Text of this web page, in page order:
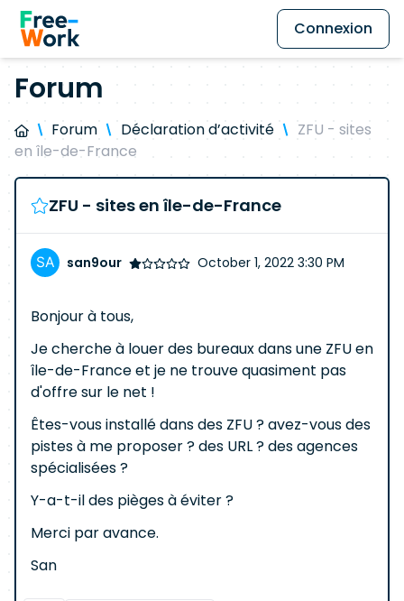
Connexion
Forum
Forum Déclaration d’activité
ZFU - sites
en île-de-France
ZFU - sites en île-de-France
san9our October 1, 2022 3:30 PM
Bonjour à tous,
Je cherche à louer des bureaux dans une ZFU en
île-de-France et je ne trouve quasiment pas
d'offre sur le net !
Êtes-vous installé dans des ZFU ? avez-vous des
pistes à me proposer ? des URL ? des agences
spécialisées ?
Y-a-t-il des pièges à éviter ?
Merci par avance.
San